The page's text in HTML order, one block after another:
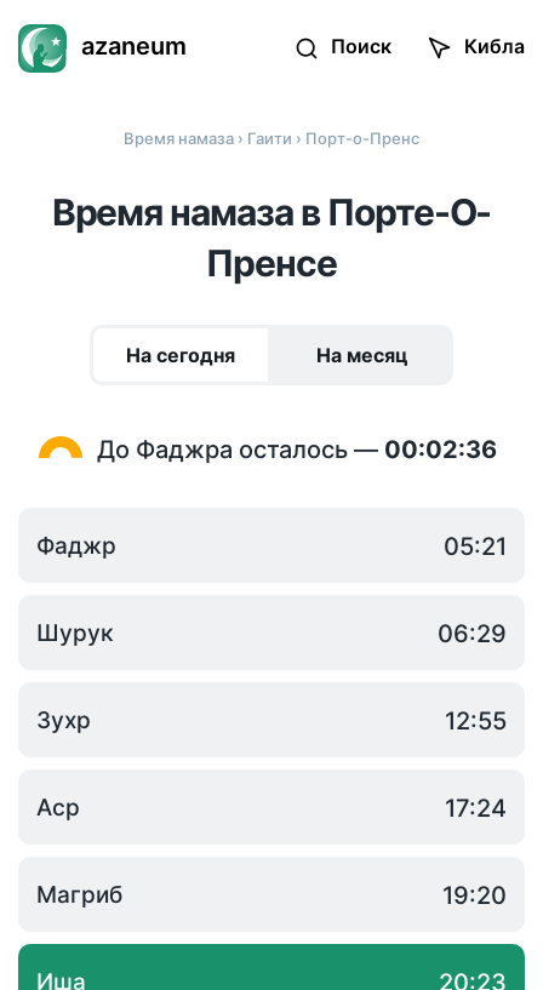
azaneum Поиск Кибла
Время намаза › Гаити › Порт-о-Пренс
Время намаза в Порте-О-
Пренсе
На сегодня На месяц
До Фаджра осталось — 00:02:36
Фаджр 05:21
Шурук 06:29
Зухр 12:55
Аср 17:24
Магриб 19:20
Иша 20:23